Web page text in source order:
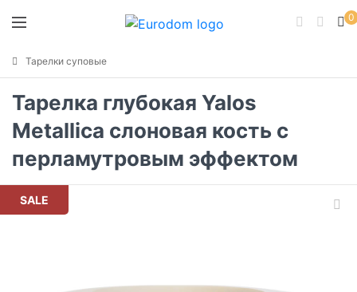
0
Тарелки суповые
Тарелка глубокая Yalos
Metallica слоновая кость с
перламутровым эффектом
SALE